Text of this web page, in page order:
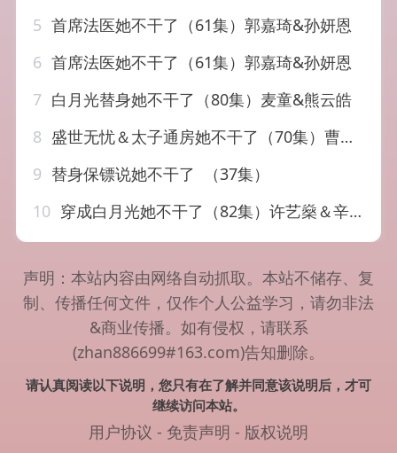
5 首席法医她不干了（61集）郭嘉琦&孙妍恩
6 首席法医她不干了（61集）郭嘉琦&孙妍恩
7 白月光替身她不干了（80集）麦童&熊云皓
8 盛世无忧＆太子通房她不干了（70集）曹千祎
9 替身保镖说她不干了 （37集）
10 穿成白月光她不干了（82集）许艺燊＆辛润茜
声明：本站内容由网络自动抓取。本站不储存、复
制、传播任何文件，仅作个人公益学习，请勿非法
&商业传播。如有侵权，请联系
(zhan886699#163.com)告知删除。
请认真阅读以下说明，您只有在了解并同意该说明后，才可
继续访问本站。
用户协议 - 免责声明 - 版权说明